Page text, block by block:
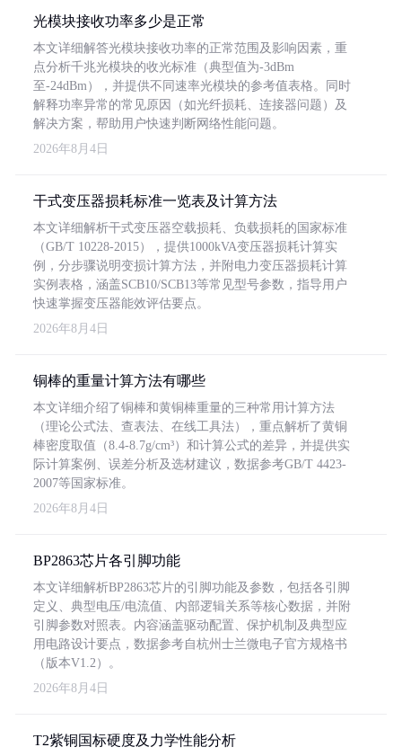
光模块接收功率多少是正常
本文详细解答光模块接收功率的正常范围及影响因素，重
点分析千兆光模块的收光标准（典型值为-3dBm
至-24dBm），并提供不同速率光模块的参考值表格。同时
解释功率异常的常见原因（如光纤损耗、连接器问题）及
解决方案，帮助用户快速判断网络性能问题。
2026年8月4日
干式变压器损耗标准一览表及计算方法
本文详细解析干式变压器空载损耗、负载损耗的国家标准
（GB/T 10228-2015），提供1000kVA变压器损耗计算实
例，分步骤说明变损计算方法，并附电力变压器损耗计算
实例表格，涵盖SCB10/SCB13等常见型号参数，指导用户
快速掌握变压器能效评估要点。
2026年8月4日
铜棒的重量计算方法有哪些
本文详细介绍了铜棒和黄铜棒重量的三种常用计算方法
（理论公式法、查表法、在线工具法），重点解析了黄铜
棒密度取值（8.4-8.7g/cm³）和计算公式的差异，并提供实
际计算案例、误差分析及选材建议，数据参考GB/T 4423-
2007等国家标准。
2026年8月4日
BP2863芯片各引脚功能
本文详细解析BP2863芯片的引脚功能及参数，包括各引脚
定义、典型电压/电流值、内部逻辑关系等核心数据，并附
引脚参数对照表。内容涵盖驱动配置、保护机制及典型应
用电路设计要点，数据参考自杭州士兰微电子官方规格书
（版本V1.2）。
2026年8月4日
T2紫铜国标硬度及力学性能分析